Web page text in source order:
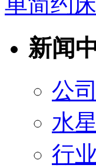
新闻
公
水
行